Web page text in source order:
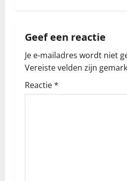
i
c
h
Geef een reactie
Je e-mailadres wordt niet
Vereiste velden zijn
Reactie*